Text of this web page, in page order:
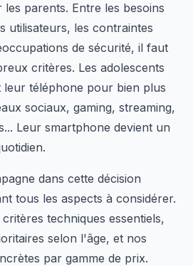
parents. Entre les besoins
utilisateurs, les contraintes
de sécurité, il faut
critères. Les adolescents
téléphone pour bien plus
sociaux, gaming, streaming,
Leur smartphone devient un
dans cette décision
tous les aspects à considérer.
techniques essentiels,
selon l'âge, et nos
par gamme de prix.